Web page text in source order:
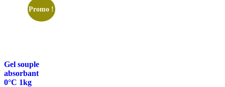
Promo !
Gel souple
absorbant
0°C 1kg